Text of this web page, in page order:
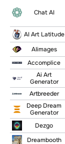
Chat AI
AI Art Latitude
AIimages
Accomplice
Ai Art
Generator
Artbreeder
Deep Dream
Generator
Dezgo
Dreambooth